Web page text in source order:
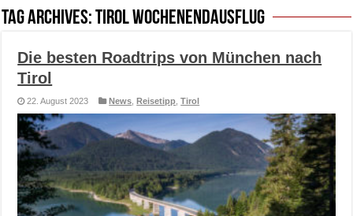
Tag Archives:Tirol Wochenendausflug
Die besten Roadtrips von München nach
Tirol
22. August 2023 News ,Reisetipp ,Tirol